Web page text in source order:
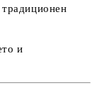
и